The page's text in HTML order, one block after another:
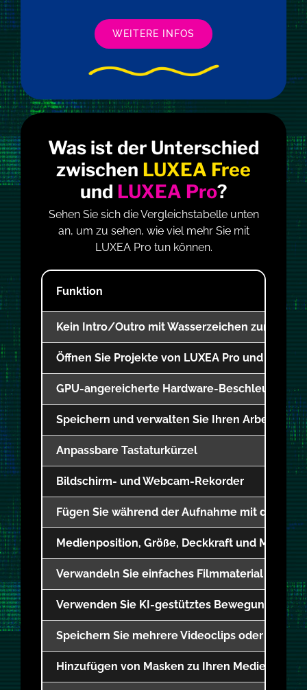
WEITERE INFOS
Was ist der Unterschied
zwischen LUXEA Free
und LUXEA Pro?
Sehen Sie sich die Vergleichstabelle unten
an, um zu sehen, wie viel mehr Sie mit
LUXEA Pro tun können.
Funktion
Kein Intro/Outro mit Wasserzeichen zum
Öffnen Sie Projekte von LUXEA Pro und
GPU-angereicherte Hardware-Beschleunigung
Speichern und verwalten Sie Ihren
Anpassbare Tastaturkürzel
Bildschirm- und Webcam-Rekorder
Fügen Sie während der Aufnahme mit den
Medienposition, Größe, Deckkraft und
Verwandeln Sie einfaches Filmmaterial in 4K
Verwenden Sie KI-gestütztes
Speichern Sie mehrere Videoclips oder
Hinzufügen von Masken zu Ihren Medien